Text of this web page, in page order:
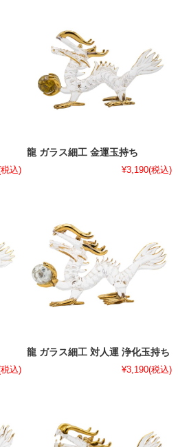
込)
龍 ガラス細工 金運玉持ち
¥3,190(税込)
込)
龍 ガラス細工 対人運 浄化玉持ち
¥3,190(税込)